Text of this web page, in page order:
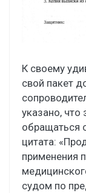
К своему
свой пакет
указано,
обращаться
цитата:
применения
судом по